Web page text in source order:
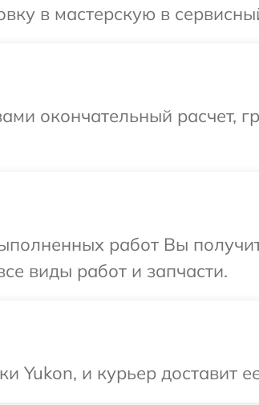
в мастерскую в
окончательный расчет,
работ Вы
виды работ и запчасти.
Yukon, и курьер доставит